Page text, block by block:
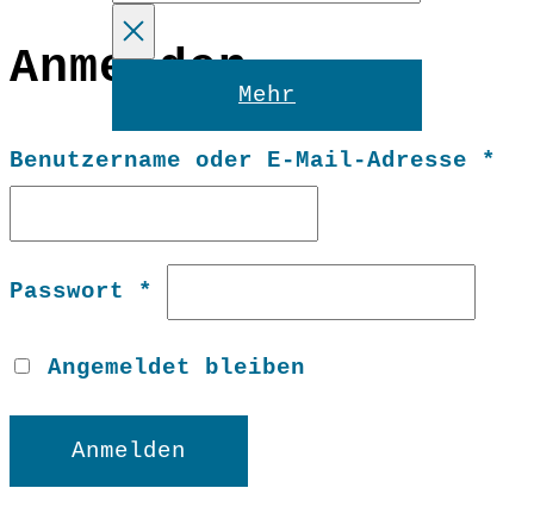
Mehr
Anmelden
Benutzername oder E-Mail-Adresse *
Passwort *
Angemeldet bleiben
Anmelden